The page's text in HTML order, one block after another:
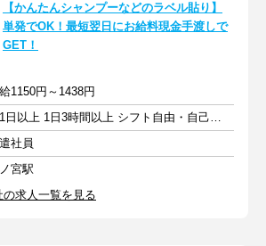
【かんたんシャンプーなどのラベル貼り】
単発でOK！最短翌日にお給料現金手渡しで
GET！
1150円～1438円
週1日以上 1日3時間以上 シフト自由・自己申告
社員
宮駅
求人一覧を見る